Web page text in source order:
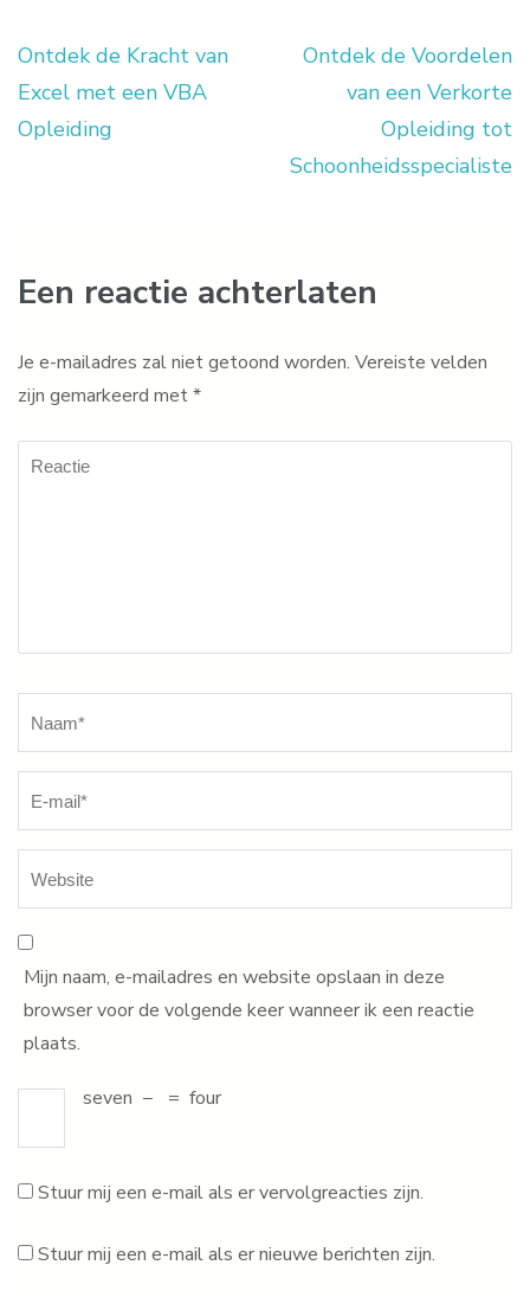
Berichtnavigatie
Ontdek de Kracht van
Excel met een VBA
Opleiding
Ontdek de Voordelen
van een Verkorte
Opleiding tot
Schoonheidsspecialiste
Een reactie achterlaten
Je e-mailadres zal niet getoond worden. Vereiste velden
zijn gemarkeerd met*
Reactie
Mijn naam, e-mailadres en website opslaan in deze
browser voor de volgende keer wanneer ik een reactie
plaats.
seven − = four
Stuur mij een e-mail als er vervolgreacties zijn.
Stuur mij een e-mail als er nieuwe berichten zijn.